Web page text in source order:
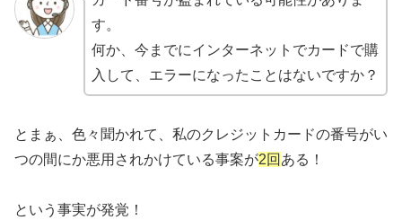
す。
何か、今までにインターネットでカードで購
入して、エラーになったことはないですか？
とまぁ、色々聞かれて、私のクレジットカードの番号がい
つの間にか悪用されかけている事案が2回 ある！
という事実が発覚！